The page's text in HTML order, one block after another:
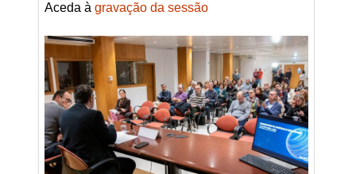
Aceda à gravação da sessão